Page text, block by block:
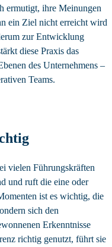
ermutigt, ihre Meinungen
ein Ziel nicht erreicht wird
zur Entwicklung
diese Praxis das
des Unternehmens –
Teams.
vielen Führungskräften
und ruft die eine oder
ist es wichtig, die
sich den
Erkenntnisse
richtig genutzt, führt sie